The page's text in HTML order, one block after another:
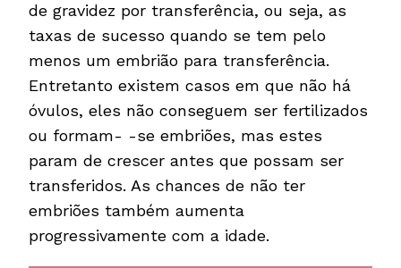
de gravidez por transferência, ou seja, as
taxas de sucesso quando se tem pelo
menos um embrião para transferência.
Entretanto existem casos em que não há
óvulos, eles não conseguem ser fertilizados
ou formam- -se embriões, mas estes
param de crescer antes que possam ser
transferidos. As chances de não ter
embriões também aumenta
progressivamente com a idade.